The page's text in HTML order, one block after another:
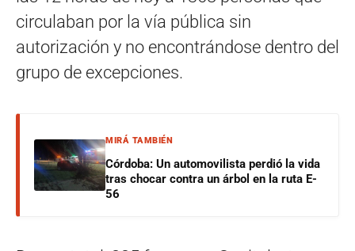
circulaban por la vía pública sin
autorización y no encontrándose dentro del
grupo de excepciones.
MIRÁ TAMBIÉN
Córdoba: Un automovilista perdió la vida
tras chocar contra un árbol en la ruta E-
56